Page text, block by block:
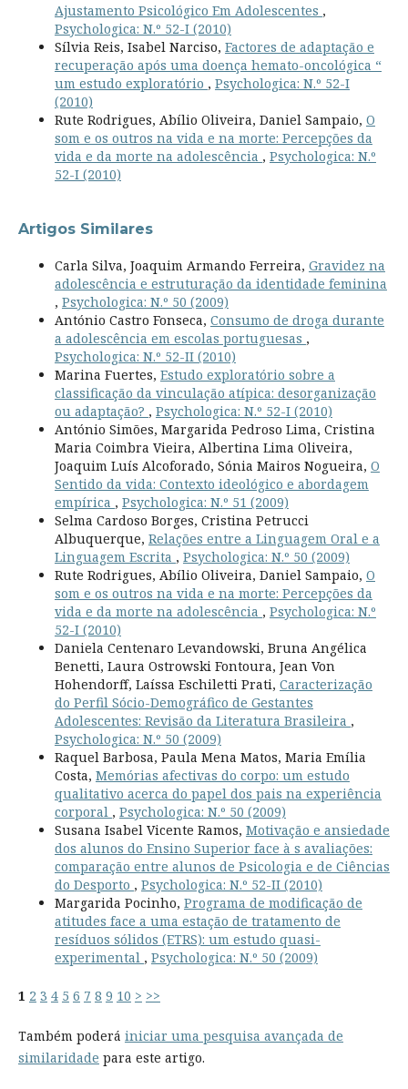
Ajustamento Psicológico Em Adolescentes ,
Psychologica: N.º 52-I (2010)
Sílvia Reis, Isabel Narciso, Factores de adaptação e
recuperação após uma doença hemato-oncológica “
um estudo exploratório , Psychologica: N.º 52-I
(2010)
Rute Rodrigues, Abílio Oliveira, Daniel Sampaio, O
som e os outros na vida e na morte: Percepções da
vida e da morte na adolescência , Psychologica: N.º
52-I (2010)
Artigos Similares
Carla Silva, Joaquim Armando Ferreira, Gravidez na
adolescência e estruturação da identidade feminina
, Psychologica: N.º 50 (2009)
António Castro Fonseca, Consumo de droga durante
a adolescência em escolas portuguesas ,
Psychologica: N.º 52-II (2010)
Marina Fuertes, Estudo exploratório sobre a
classificação da vinculação atípica: desorganização
ou adaptação? , Psychologica: N.º 52-I (2010)
António Simões, Margarida Pedroso Lima, Cristina
Maria Coimbra Vieira, Albertina Lima Oliveira,
Joaquim Luís Alcoforado, Sónia Mairos Nogueira, O
Sentido da vida: Contexto ideológico e abordagem
empírica , Psychologica: N.º 51 (2009)
Selma Cardoso Borges, Cristina Petrucci
Albuquerque, Relações entre a Linguagem Oral e a
Linguagem Escrita , Psychologica: N.º 50 (2009)
Rute Rodrigues, Abílio Oliveira, Daniel Sampaio, O
som e os outros na vida e na morte: Percepções da
vida e da morte na adolescência , Psychologica: N.º
52-I (2010)
Daniela Centenaro Levandowski, Bruna Angélica
Benetti, Laura Ostrowski Fontoura, Jean Von
Hohendorff, Laíssa Eschiletti Prati, Caracterização
do Perfil Sócio-Demográfico de Gestantes
Adolescentes: Revisão da Literatura Brasileira ,
Psychologica: N.º 50 (2009)
Raquel Barbosa, Paula Mena Matos, Maria Emília
Costa, Memórias afectivas do corpo: um estudo
qualitativo acerca do papel dos pais na experiência
corporal , Psychologica: N.º 50 (2009)
Susana Isabel Vicente Ramos, Motivação e ansiedade
dos alunos do Ensino Superior face à s avaliações:
comparação entre alunos de Psicologia e de Ciências
do Desporto , Psychologica: N.º 52-II (2010)
Margarida Pocinho, Programa de modificação de
atitudes face a uma estação de tratamento de
resíduos sólidos (ETRS): um estudo quasi-
experimental , Psychologica: N.º 50 (2009)
1 2 3 4 5 6 7 8 9 10 > >>
Também poderá iniciar uma pesquisa avançada de
similaridade para este artigo.